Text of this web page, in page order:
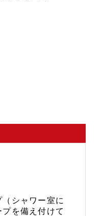
シャワー室に
を備え付けて